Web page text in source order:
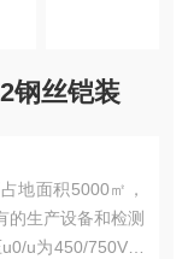
钢丝铠装
地面积5000㎡，
的生产设备和检测
u为450/750V及